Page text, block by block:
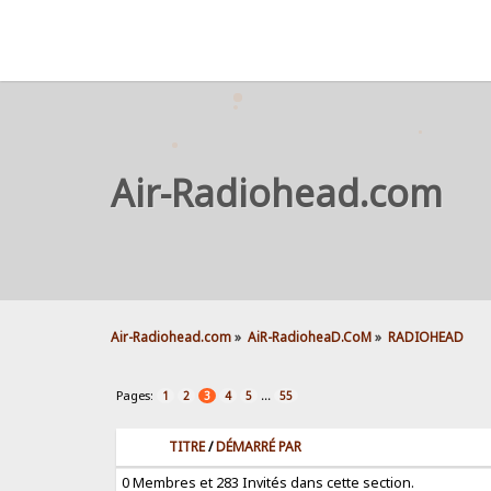
Air-Radiohead.com
Air-Radiohead.com» AiR-RadioheaD.CoM» RADIOHEAD
Pages: 1 2 3 4 5 ... 55
TITRE/DÉMARRÉ PAR
0 Membres et 283 Invités dans cette section.